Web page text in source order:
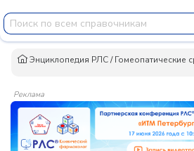
Энциклопедия РЛС/Гомеопатические
Реклама